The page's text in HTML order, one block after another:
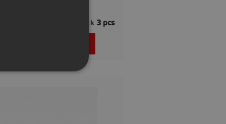
In stock 3 pcs